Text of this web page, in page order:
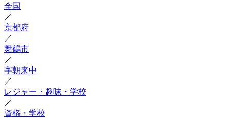
全国
／
京都府
／
舞鶴市
／
字朝来中
／
レジャー・趣味・学校
／
資格・学校